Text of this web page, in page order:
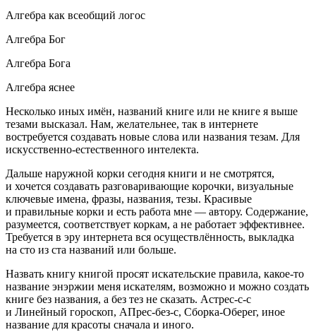
Алгебра как всеобщий логос
Алгебра Бог
Алгебра Бога
Алгебра яснее
Несколько иных имён, названий книге или не книге я выше
тезами высказал. Нам, желательнее, так в интернете
востребуется создавать новые слова или названия тезам. Для
искусственно-естественного интелекта.
Дальше наружной корки сегодня книги и не смотрятся,
и хочется создавать разговаривающие корочки, визуальные
ключевые имена, фразы, названия, тезы. Красивые
и правильные корки и есть работа мне — автору. Содержание,
разумеется, соответствует коркам, а не работает эффективнее.
Требуется в эру интернета вся осуществлённость, выкладка
на сто из ста названий или больше.
Назвать книгу книгой просят искательские правила, какое-то
название энэржии меня искателям, возможно и можно создать
книге без названия, а без тез не сказать. Астрес-с-с
и Линейный гороскоп, АПрес-без-с, Сборка-Оберег, иное
название для красоты сначала и иного.